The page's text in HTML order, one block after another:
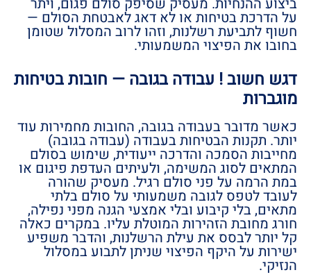
על הדרכת בטיחות או לא דאג לאבטחת הסולם —
חשוף לתביעת רשלנות, וזהו לרוב המסלול שטומן
בחובו את הפיצוי המשמעותי.
דגש חשוב ! עבודה בגובה — חובות בטיחות
מוגברות
כאשר מדובר בעבודה בגובה, החובות מחמירות עוד
יותר. תקנות הבטיחות בעבודה (עבודה בגובה)
מחייבות הסמכה והדרכה ייעודית, שימוש בסולם
המתאים לסוג המשימה, ולעיתים העדפת פיגום או
במת הרמה על פני סולם רגיל. מעסיק שהורה
לעובד לטפס לגובה משמעותי על סולם בלתי
מתאים, בלי קיבוע ובלי אמצעי הגנה מפני נפילה,
חורג מחובת הזהירות המוטלת עליו. במקרים כאלה
קל יותר לבסס את עילת הרשלנות, והדבר משפיע
ישירות על היקף הפיצוי שניתן לתבוע במסלול
הנזיקי.